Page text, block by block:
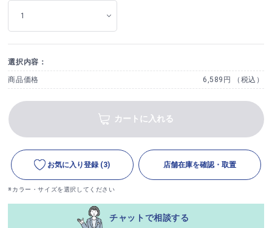
選択内容：
商品価格 6,589円 （税込）
カートに入れる
お気に入り登録 (3) 店舗在庫を確認・取置
※カラー・サイズを選択してください
チャットで相談する